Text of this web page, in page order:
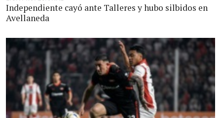
Independiente cayó ante Talleres y hubo silbidos en
Avellaneda